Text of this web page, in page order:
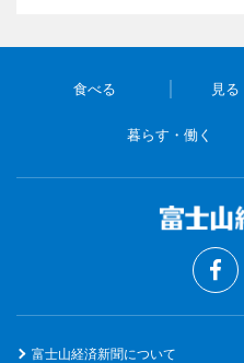
食べる 見る
暮らす・働く
富士山経済新聞について